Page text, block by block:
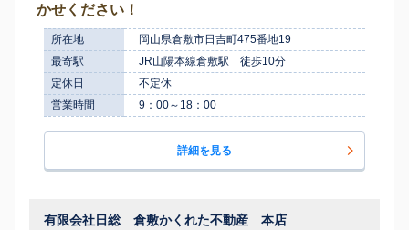
かせください！
所在地
岡山県倉敷市日吉町475番地19
最寄駅
JR山陽本線倉敷駅 徒歩10分
定休日
不定休
営業時間
9：00～18：00
詳細を見る
有限会社日総 倉敷かくれた不動産 本店